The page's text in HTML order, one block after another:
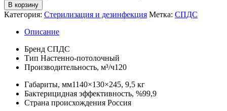
В корзину
Категория: Стерилизация и дезинфекция Метка: СПДС
Описание
Бренд СПДС
Тип Настенно-потолочный
Производительность, м³/ч120
Габариты, мм1140×130×245, 9,5 кг
Бактерицидная эффективность, %99,9
Страна происхождения Россия